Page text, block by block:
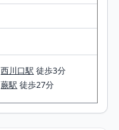
西川口駅 徒歩3分
蕨駅 徒歩27分